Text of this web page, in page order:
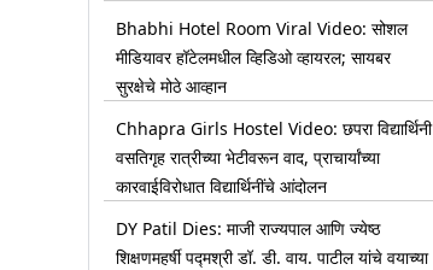
Bhabhi Hotel Room Viral Video: सोशल
मीडियावर हॉटेलमधील व्हिडिओ व्हायरल; सायबर
सुरक्षेचे मोठे आव्हान
Chhapra Girls Hostel Video: छपरा विद्यार्थिनी
वसतिगृह रात्रीच्या भेटीवरून वाद, प्राचार्यांच्या
कारवाईविरोधात विद्यार्थिनींचे आंदोलन
DY Patil Dies: माजी राज्यपाल आणि ज्येष्ठ
शिक्षणमहर्षी पद्मश्री डॉ. डी. वाय. पाटील यांचे वयाच्या